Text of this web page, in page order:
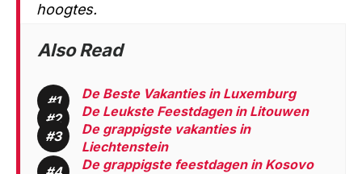
hoogtes.
Also Read
De Beste Vakanties in Luxemburg
De Leukste Feestdagen in Litouwen
De grappigste vakanties in
Liechtenstein
De grappigste feestdagen in Kosovo